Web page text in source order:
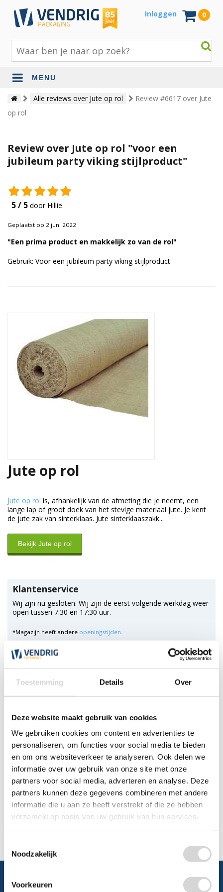
Toestemming Details Over
Deze website maakt gebruik van cookies
We gebruiken cookies om content en advertenties te
personaliseren, om functies voor social media te bieden
en om ons websiteverkeer te analyseren. Ook delen we
informatie over uw gebruik van onze site met onze
partners voor social media, adverteren en analyse. Deze
partners kunnen deze gegevens combineren met andere
informatie die u aan ze heeft verstrekt of die ze hebben
verzameld op basis van uw gebruik van hun services.
Noodzakelijk
Voorkeuren
Inloggen 0
MENU
Beschermingsmateriaal
Bouw- en tuinmaterialen
Jute en lopers
Tape en stickers
Alle reviews over Jute op rol
Review #6617 over Jute
op rol
Review over Jute op rol "voor een
jubileum party viking stijlproduct"
5 / 5 door Hillie
Geplaatst op 2 juni 2022
"Een prima product en makkelijk zo van de rol"
Gebruik: Voor een jubileum party viking stijlproduct
Jute op rol
Jute op rol is, afhankelijk van de afmeting die je neemt, een
lange lap of groot doek van het stevige materiaal jute. Je kent
de jute zak van sinterklaas. Jute sinterklaaszakk...
Bekijk Jute op rol
Klantenservice
Wij zijn nu gesloten. Wij zijn de eerst volgende werkdag weer
open tussen 7:30 en 17:30 uur.
*Magazijn heeft andere openingstijden.
WhatsApp 0348 479195
Mailen
Offerte aanvragen Vraag een speciale prijs op bij ons, wij
kijken naar de mogelijkheden.